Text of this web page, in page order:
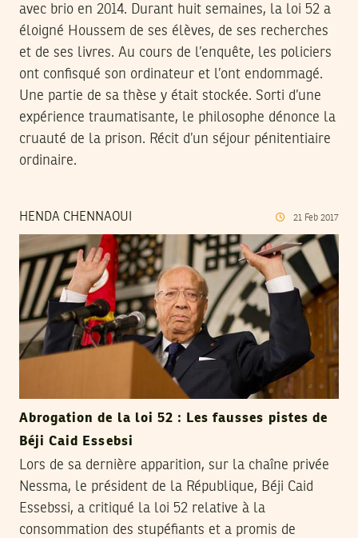
avec brio en 2014. Durant huit semaines, la loi 52 a
éloigné Houssem de ses élèves, de ses recherches
et de ses livres. Au cours de l’enquête, les policiers
ont confisqué son ordinateur et l’ont endommagé.
Une partie de sa thèse y était stockée. Sorti d’une
expérience traumatisante, le philosophe dénonce la
cruauté de la prison. Récit d’un séjour pénitentiaire
ordinaire.
HENDA CHENNAOUI 21 Feb 2017
Abrogation de la loi 52 : Les fausses pistes de
Béji Caid Essebsi
Lors de sa dernière apparition, sur la chaîne privée
Nessma, le président de la République, Béji Caid
Essebssi, a critiqué la loi 52 relative à la
consommation des stupéfiants et a promis de